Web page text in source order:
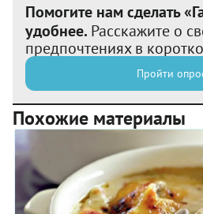
Помогите нам сделать
удобнее. Расскажите о
предпочтениях в
Пройти
Похожие материалы